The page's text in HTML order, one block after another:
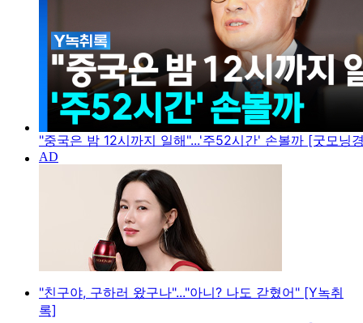
"중국은 밤 12시까지 일해"...'주52시간' 손볼까 [굿모닝
"친구야, 구하러 왔구나"..."아니? 나도 갇혔어" [Y녹취
록]